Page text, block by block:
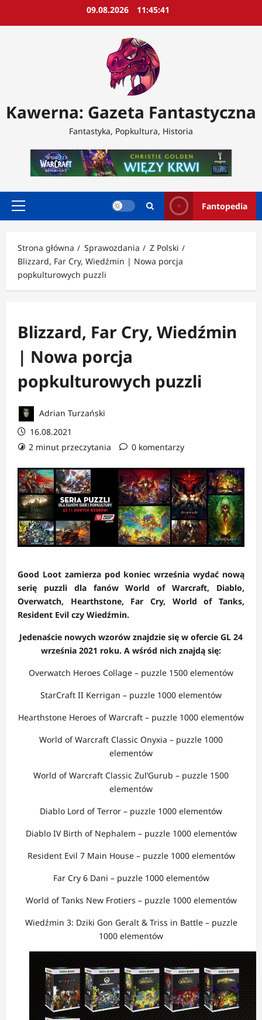
09.08.2026 11:45:43
Kawerna: Gazeta Fantastyczna
Fantastyka, Popkultura, Historia
Menu
Fantopedia
Strona główna Sprawozdania
Z Polski
Blizzard, Far Cry, Wiedźmin | Nowa porcja
popkulturowych puzzli
Blizzard, Far Cry, Wiedźmin
| Nowa porcja
popkulturowych puzzli
Adrian Turzański
16.08.2021
2 minut przeczytania
0 komentarzy
Good Loot zamierza pod koniec września wydać nową
serię puzzli dla fanów World of Warcraft, Diablo,
Overwatch, Hearthstone, Far Cry, World of Tanks,
Resident Evil czy Wiedźmin.
Jedenaście nowych wzorów znajdzie się w ofercie GL 24
września 2021 roku. A wśród nich znajdą się:
Overwatch Heroes Collage – puzzle 1500 elementów
StarCraft II Kerrigan – puzzle 1000 elementów
Hearthstone Heroes of Warcraft – puzzle 1000 elementów
World of Warcraft Classic Onyxia – puzzle 1000
elementów
World of Warcraft Classic Zul’Gurub – puzzle 1500
elementów
Diablo Lord of Terror – puzzle 1000 elementów
Diablo IV Birth of Nephalem – puzzle 1000 elementów
Resident Evil 7 Main House – puzzle 1000 elementów
Far Cry 6 Dani – puzzle 1000 elementów
World of Tanks New Frotiers – puzzle 1000 elementów
Wiedźmin 3: Dziki Gon Geralt & Triss in Battle – puzzle
1000 elementów